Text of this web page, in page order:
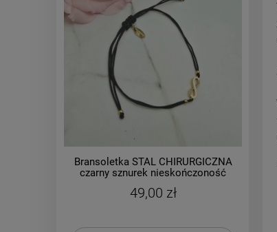
Bransoletka STAL CHIRURGICZNA
czarny sznurek nieskończoność
49,00 zł